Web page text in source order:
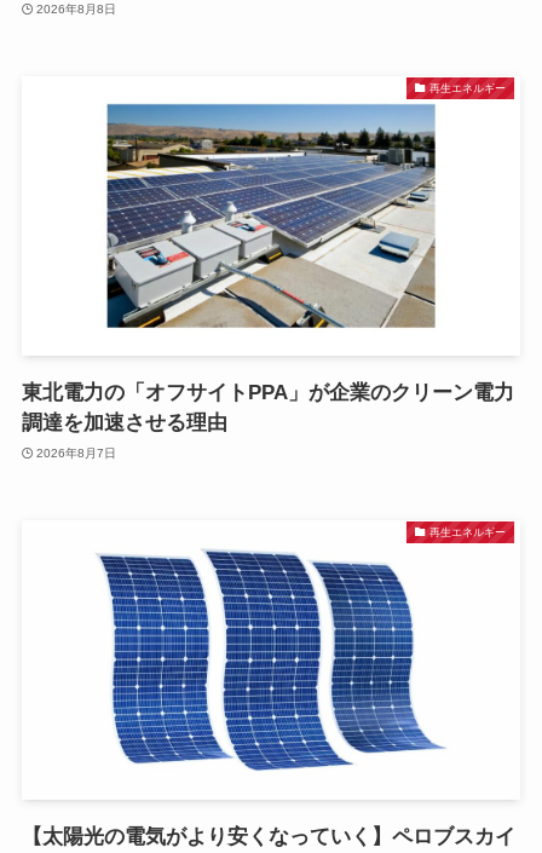
2026年8月8日
再生エネルギー
東北電力の「オフサイトPPA」が企業のクリーン電力
調達を加速させる理由
2026年8月7日
再生エネルギー
【太陽光の電気がより安くなっていく】ペロブスカイ